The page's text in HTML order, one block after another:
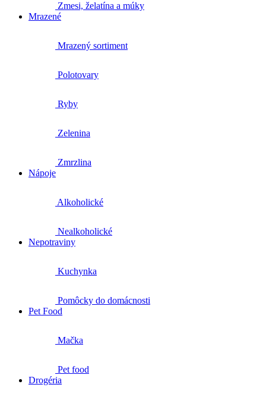
Zmesi, želatína a múky
Mrazené
Mrazený sortiment
Polotovary
Ryby
Zelenina
Zmrzlina
Nápoje
Alkoholické
Nealkoholické
Nepotraviny
Kuchynka
Pomôcky do domácnosti
Pet Food
Mačka
Pet food
Drogéria